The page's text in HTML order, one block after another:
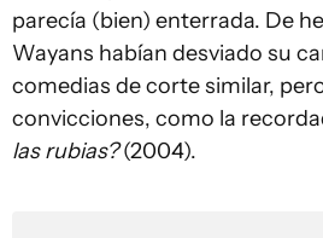
parecía (bien) enterrada. De
Wayans habían desviado su
comedias de corte similar,
convicciones, como la
las rubias?(2004).